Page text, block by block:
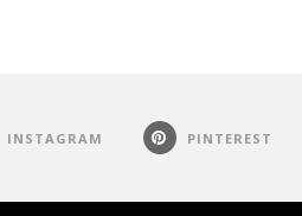
INSTAGRAM PINTEREST